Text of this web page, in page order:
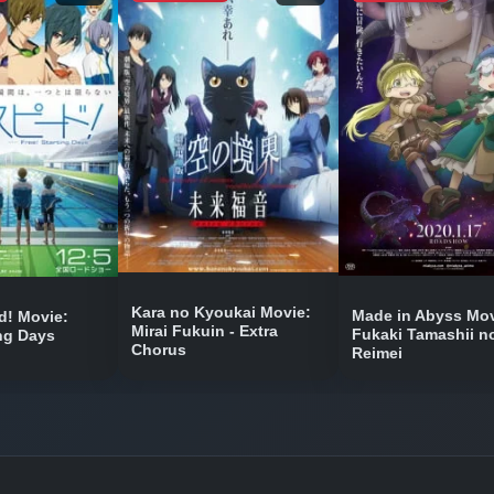
Bölüm No: 8
Bölüm No: 9
Bölüm No: 10
Movie:
Days
Kara no Kyoukai Movie:
Mirai Fukuin - Extra
Chorus
Made in Abyss
Fukaki Tamashii
Reimei